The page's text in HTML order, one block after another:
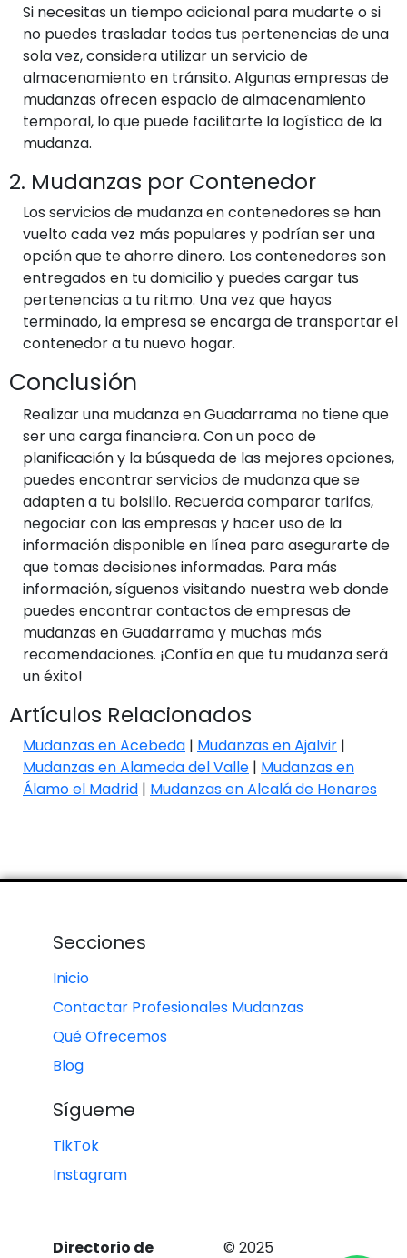
Si necesitas un tiempo adicional para mudarte o si
no puedes trasladar todas tus pertenencias de una
sola vez, considera utilizar un servicio de
almacenamiento en tránsito. Algunas empresas de
mudanzas ofrecen espacio de almacenamiento
temporal, lo que puede facilitarte la logística de la
mudanza.
2. Mudanzas por Contenedor
Los servicios de mudanza en contenedores se han
vuelto cada vez más populares y podrían ser una
opción que te ahorre dinero. Los contenedores son
entregados en tu domicilio y puedes cargar tus
pertenencias a tu ritmo. Una vez que hayas
terminado, la empresa se encarga de transportar el
contenedor a tu nuevo hogar.
Conclusión
Realizar una mudanza en Guadarrama no tiene que
ser una carga financiera. Con un poco de
planificación y la búsqueda de las mejores opciones,
puedes encontrar servicios de mudanza que se
adapten a tu bolsillo. Recuerda comparar tarifas,
negociar con las empresas y hacer uso de la
información disponible en línea para asegurarte de
que tomas decisiones informadas. Para más
información, síguenos visitando nuestra web donde
puedes encontrar contactos de empresas de
mudanzas en Guadarrama y muchas más
recomendaciones. ¡Confía en que tu mudanza será
un éxito!
Artículos Relacionados
Mudanzas en Acebeda | Mudanzas en Ajalvir |
Mudanzas en Alameda del Valle | Mudanzas en
Álamo el Madrid | Mudanzas en Alcalá de Henares
Secciones
Inicio
Contactar Profesionales Mudanzas
Qué Ofrecemos
Blog
Sígueme
TikTok
Instagram
Directorio de © 2025